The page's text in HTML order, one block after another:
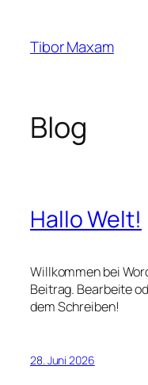
springen
Tibor Maxam
Blog
Hallo Welt!
Willkommen bei
Beitrag. Bearbeite
dem Schreiben!
28. Juni 2026